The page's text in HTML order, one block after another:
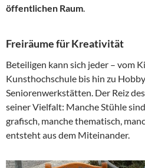
öffentlichen Raum
Freiräume für Kreativität
Beteiligen kann sich jeder – vom
Kunsthochschule bis hin zu
Seniorenwerkstätten. Der Reiz
seiner Vielfalt: Manche Stühle
grafisch, manche thematisch,
entsteht aus dem Miteinander.